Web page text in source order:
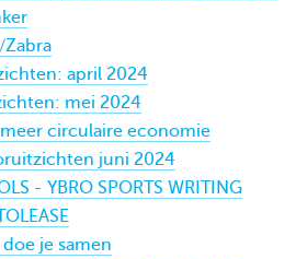
april 2024
mei 2024
circulaire economie
juni 2024
- YBRO SPORTS WRITING
je samen